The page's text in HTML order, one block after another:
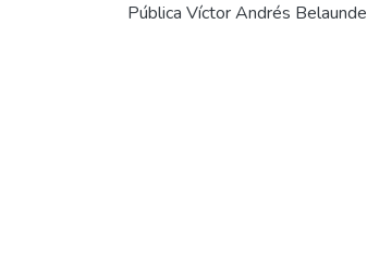
Pública Víctor Andrés Belaunde